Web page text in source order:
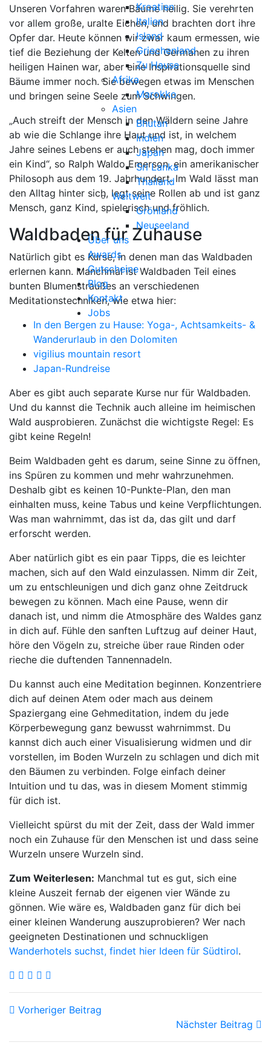
Kroatien
Italien
Island
Griechenland
Zu Hause
Afrika
Marokko
Asien
Bhutan
Indien
Japan
Sri Lanka
Thailand
Weltweit
Grönland
Neuseeland
Über uns
Awards
Gutscheine
Blog
Kontakt
Jobs
Unseren Vorfahren waren Bäume heilig. Sie verehrten
vor allem große, uralte Eichen, und brachten dort ihre
Opfer dar. Heute können wir zwar kaum ermessen, wie
tief die Beziehung der Kelten und Germanen zu ihren
heiligen Hainen war, aber eine Inspirationsquelle sind
Bäume immer noch. Sie bewegen etwas im Menschen
und bringen seine Seele zum Schwingen.
„Auch streift der Mensch in den Wäldern seine Jahre
ab wie die Schlange ihre Haut und ist, in welchem
Jahre seines Lebens er auch stehen mag, doch immer
ein Kind“, so Ralph Waldo Emerson, ein amerikanischer
Philosoph aus dem 19. Jahrhundert. Im Wald lässt man
den Alltag hinter sich, legt seine Rollen ab und ist ganz
Mensch, ganz Kind, spielerisch und fröhlich.
Waldbaden für Zuhause
Natürlich gibt es Kurse, in denen man das Waldbaden
erlernen kann. Manchmal ist Waldbaden Teil eines
bunten Blumenstraußes an verschiedenen
Meditationstechniken, wie etwa hier:
In den Bergen zu Hause: Yoga-, Achtsamkeits- &
Wanderurlaub in den Dolomiten
vigilius mountain resort
Japan-Rundreise
Aber es gibt auch separate Kurse nur für Waldbaden.
Und du kannst die Technik auch alleine im heimischen
Wald ausprobieren. Zunächst die wichtigste Regel: Es
gibt keine Regeln!
Beim Waldbaden geht es darum, seine Sinne zu öffnen,
ins Spüren zu kommen und mehr wahrzunehmen.
Deshalb gibt es keinen 10-Punkte-Plan, den man
einhalten muss, keine Tabus und keine Verpflichtungen.
Was man wahrnimmt, das ist da, das gilt und darf
erforscht werden.
Aber natürlich gibt es ein paar Tipps, die es leichter
machen, sich auf den Wald einzulassen. Nimm dir Zeit,
um zu entschleunigen und dich ganz ohne Zeitdruck
bewegen zu können. Mach eine Pause, wenn dir
danach ist, und nimm die Atmosphäre des Waldes ganz
in dich auf. Fühle den sanften Luftzug auf deiner Haut,
höre den Vögeln zu, streiche über raue Rinden oder
rieche die duftenden Tannennadeln.
Du kannst auch eine Meditation beginnen. Konzentriere
dich auf deinen Atem oder mach aus deinem
Spaziergang eine Gehmeditation, indem du jede
Körperbewegung ganz bewusst wahrnimmst. Du
kannst dich auch einer Visualisierung widmen und dir
vorstellen, im Boden Wurzeln zu schlagen und dich mit
den Bäumen zu verbinden. Folge einfach deiner
Intuition und tu das, was in diesem Moment stimmig
für dich ist.
Vielleicht spürst du mit der Zeit, dass der Wald immer
noch ein Zuhause für den Menschen ist und dass seine
Wurzeln unsere Wurzeln sind.
Zum Weiterlesen: Manchmal tut es gut, sich eine
kleine Auszeit fernab der eigenen vier Wände zu
gönnen. Wie wäre es, Waldbaden ganz für dich bei
einer kleinen Wanderung auszuprobieren? Wer nach
geeigneten Destinationen und schnuckligen
Wanderhotels suchst, findet hier Ideen für Südtirol.
Vorheriger Beitrag
Nächster Beitrag